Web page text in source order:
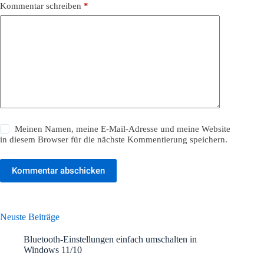
Kommentar schreiben *
Meinen Namen, meine E-Mail-Adresse und meine Website
in diesem Browser für die nächste Kommentierung speichern.
Kommentar abschicken
Neuste Beiträge
Bluetooth-Einstellungen einfach umschalten in
Windows 11/10